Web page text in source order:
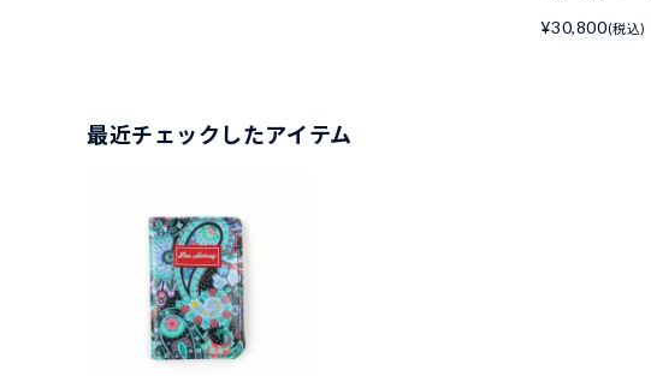
¥30,800(税込)
最近チェックしたアイテム